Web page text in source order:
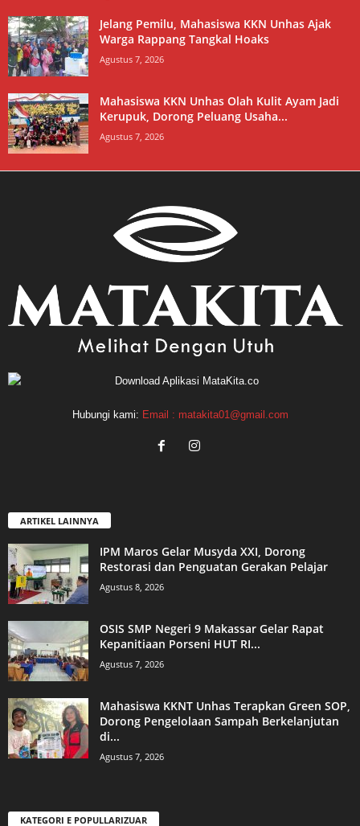
Jelang Pemilu, Mahasiswa KKN Unhas Ajak
Warga Rappang Tangkal Hoaks
Agustus 7, 2026
Mahasiswa KKN Unhas Olah Kulit Ayam Jadi
Kerupuk, Dorong Peluang Usaha...
Agustus 7, 2026
Hubungi kami: Email : matakita01@gmail.com
ARTIKEL LAINNYA
IPM Maros Gelar Musyda XXI, Dorong
Restorasi dan Penguatan Gerakan Pelajar
Agustus 8, 2026
OSIS SMP Negeri 9 Makassar Gelar Rapat
Kepanitiaan Porseni HUT RI...
Agustus 7, 2026
Mahasiswa KKNT Unhas Terapkan Green SOP,
Dorong Pengelolaan Sampah Berkelanjutan
di...
Agustus 7, 2026
KATEGORI E POPULLARIZUAR